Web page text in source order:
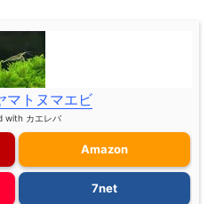
マトヌマエビ
with カエレバ
Amazon
7net